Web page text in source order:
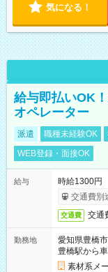
気になる！
給与即払いOK
オペレーター
派遣 職種未経験OK
WEB登録・面接OK
給与
時給1300円
交通費別
交通費 交通
勤務地
愛知県豊橋市
豊橋駅から
素材系メ